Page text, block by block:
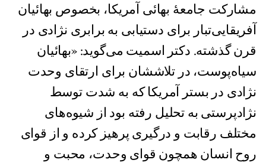
مشارکت جامعۀ بهائی آمریکا، بخصوص بهائیان
آفریقایی‌تبار برای دستیابی به برابری نژادی در
قرن گذشته. دکتر اسمیت می‌گوید: «بهائیان
سیاه‌پوست، در تلاششان برای ارتقای وحدت
نژادی در بستر آمریکا که به شدت توسط
نژادپرستی به تحلیل رفته بود از شیوه‌های
مختلف رقابت و درگیری پرهیز کرده و از قوای
روح انسان همچون قوای وحدت، محبت و